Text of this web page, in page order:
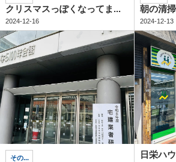
クリスマスっぽくなってま...
2024-12-16
朝の清掃
2024-12-13
その... 日栄ハ